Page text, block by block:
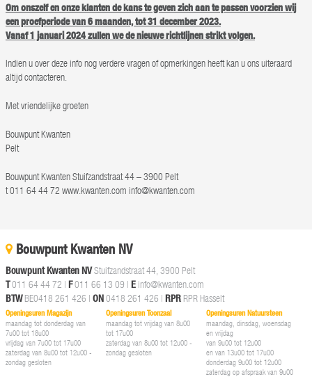
Om onszelf en onze klanten de kans te geven zich aan te passen voorzien wij
een proefperiode van 6 maanden, tot 31 december 2023.
Vanaf 1 januari 2024 zullen we de nieuwe richtlijnen strikt volgen.
Indien u over deze info nog verdere vragen of opmerkingen heeft kan u ons uiteraard
altijd contacteren.
Met vriendelijke groeten
Bouwpunt Kwanten
Pelt
Bouwpunt Kwanten Stuifzandstraat 44 – 3900 Pelt
t 011 64 44 72 www.kwanten.com info@kwanten.com
Bouwpunt Kwanten NV
Bouwpunt Kwanten NVStuifzandstraat 44, 3900 Pelt
T011 64 44 72 | F011 66 13 09 | E info@kwanten.com
BTWBE0418 261 426 | ON0418 261 426 | RPR RPR Hasselt
Openingsuren Magazijn
maandag tot donderdag van
7u00 tot 18u00
vrijdag van 7u00 tot 17u00
zaterdag van 8u00 tot 12u00 -
zondag gesloten
Openingsuren Toonzaal
maandag tot vrijdag van 8u00
tot 17u00
zaterdag van 8u00 tot 12u00 -
zondag gesloten
Openingsuren Natuursteen
maandag, dinsdag, woensdag
en vrijdag
van 9u00 tot 12u00
en van 13u00 tot 17u00
donderdag 9u00 tot 12u00
zaterdag op afspraak van 9u00